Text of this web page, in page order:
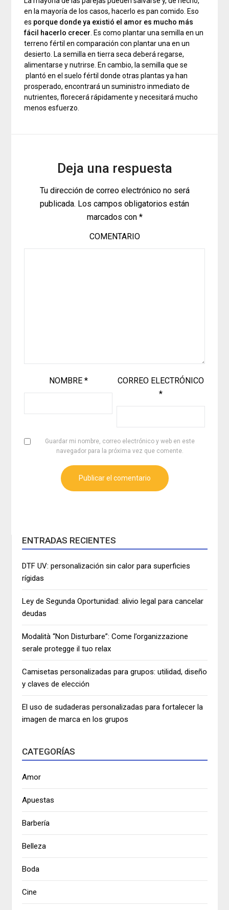
en la mayoría de los casos, hacerlo es pan comido. Eso
es porque donde ya existió el amor es mucho más
fácil hacerlo crecer. Es como plantar una semilla en un
terreno fértil en comparación con plantar una en un
desierto. La semilla en tierra seca deberá regarse,
alimentarse y nutrirse. En cambio, la semilla que se
plantó en el suelo fértil donde otras plantas ya han
prosperado, encontrará un suministro inmediato de
nutrientes, florecerá rápidamente y necesitará mucho
menos esfuerzo.
Deja una respuesta
Tu dirección de correo electrónico no será
publicada. Los campos obligatorios están
marcados con *
COMENTARIO
NOMBRE *
CORREO ELECTRÓNICO
*
Guardar mi nombre, correo electrónico y web en este
navegador para la próxima vez que comente.
ENTRADAS RECIENTES
DTF UV: personalización sin calor para superficies
rígidas
Ley de Segunda Oportunidad: alivio legal para cancelar
deudas
Modalità “Non Disturbare”: Come l’organizzazione
serale protegge il tuo relax
Camisetas personalizadas para grupos: utilidad, diseño
y claves de elección
El uso de sudaderas personalizadas para fortalecer la
imagen de marca en los grupos
CATEGORÍAS
Amor
Apuestas
Barbería
Belleza
Boda
Cine